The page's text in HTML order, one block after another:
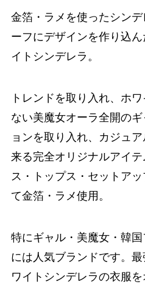
金箔・ラメを使ったシン
ーフにデザインを作り込
イトシンデレラ。
トレンドを取り入れ、ホ
ない美魔女オーラ全開の
ョンを取り入れ、カジュ
来る完全オリジナルアイ
ス・トップス・セットア
て金箔・ラメ使用。
特にギャル・美魔女・韓
には人気ブランドです。
ワイトシンデレラの衣服を